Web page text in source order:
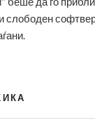
слободен